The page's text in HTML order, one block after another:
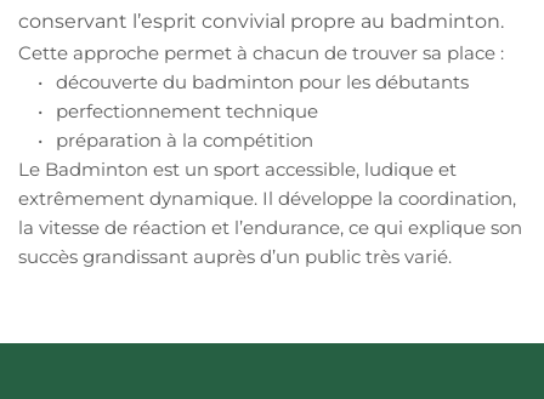
conservant l’esprit convivial propre au badminton.
Cette approche permet à chacun de trouver sa place :
découverte du badminton pour les débutants
perfectionnement technique
préparation à la compétition
Le Badminton est un sport accessible, ludique et
extrêmement dynamique. Il développe la coordination,
la vitesse de réaction et l’endurance, ce qui explique son
succès grandissant auprès d’un public très varié.